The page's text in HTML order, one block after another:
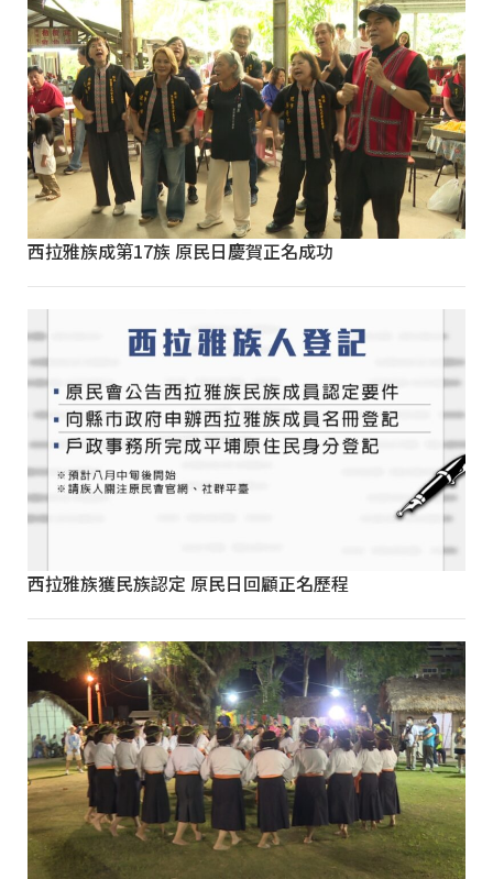
西拉雅族成第17族 原民日慶賀正名成功
西拉雅族獲民族認定 原民日回顧正名歷程